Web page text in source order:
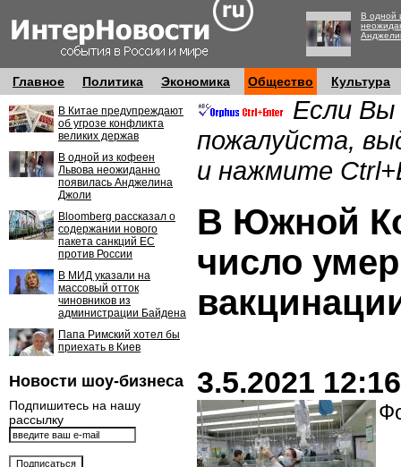
В одной
Главное Политика Экономика Общество Культура
В Китае предупреждают
об угрозе конфликта
великих держав
В одной из кофеен
Львова неожиданно
появилась Анджелина
Джоли
Bloomberg рассказал о
содержании нового
пакета санкций ЕС
против России
В МИД указали на
массовый отток
чиновников из
администрации Байдена
Папа Римский хотел бы
приехать в Киев
Новости шоу-бизнеса
Подпишитесь на нашу
рассылку
Если Вы
пожалуйста,
и нажмите
В Южной
число
3.5.2021 12:16